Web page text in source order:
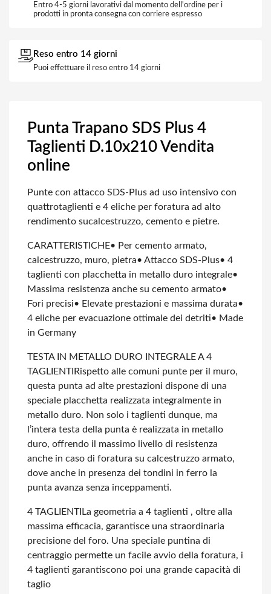
Entro 4-5 giorni lavorativi dal momento dell'ordine per i
prodotti in pronta consegna con corriere espresso
Reso entro 14 giorni
Puoi effettuare il reso entro 14 giorni
Punta Trapano SDS Plus 4
Taglienti D.10x210 Vendita
online
Punte con attacco SDS-Plus ad uso intensivo con
quattrotaglienti e 4 eliche per foratura ad alto
rendimento sucalcestruzzo, cemento e pietre.
CARATTERISTICHE• Per cemento armato,
calcestruzzo, muro, pietra• Attacco SDS-Plus• 4
taglienti con placchetta in metallo duro integrale•
Massima resistenza anche su cemento armato•
Fori precisi• Elevate prestazioni e massima durata•
4 eliche per evacuazione ottimale dei detriti• Made
in Germany
TESTA IN METALLO DURO INTEGRALE A 4
TAGLIENTI Rispetto alle comuni punte per il muro,
questa punta ad alte prestazioni dispone di una
speciale placchetta realizzata integralmente in
metallo duro. Non solo i taglienti dunque, ma
l’intera testa della punta è realizzata in metallo
duro, offrendo il massimo livello di resistenza
anche in caso di foratura su calcestruzzo armato,
dove anche in presenza dei tondini in ferro la
punta avanza senza inceppamenti.
4 TAGLIENTI La geometria a 4 taglienti , oltre alla
massima efficacia, garantisce una straordinaria
precisione del foro. Una speciale puntina di
centraggio permette un facile avvio della foratura, i
4 taglienti garantiscono poi una grande capacità di
taglio